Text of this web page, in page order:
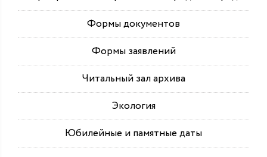
Формы документов
Формы заявлений
Читальный зал архива
Экология
Юбилейные и памятные даты